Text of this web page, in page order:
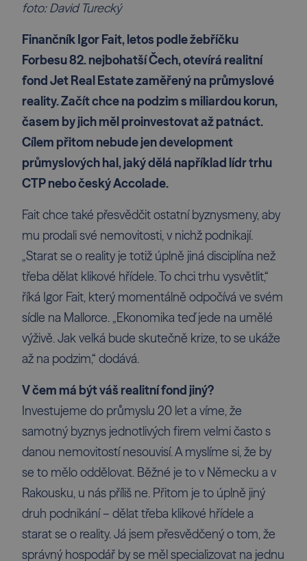
foto: David Turecký
Finančník Igor Fait, letos podle žebříčku
Forbesu 82. nejbohatší Čech, otevírá realitní
fond Jet Real Estate zaměřený na průmyslové
reality. Začít chce na podzim s miliardou korun,
časem by jich měl proinvestovat až patnáct.
Cílem přitom nebude jen development
průmyslových hal, jaký dělá například lídr trhu
CTP nebo český Accolade.
Fait chce také přesvědčit ostatní byznysmeny, aby
mu prodali své nemovitosti, v nichž podnikají.
„Starat se o reality je totiž úplně jiná disciplína než
třeba dělat klikové hřídele. To chci trhu vysvětlit,“
říká Igor Fait, který momentálně odpočívá ve svém
sídle na Mallorce. „Ekonomika teď jede na umělé
výživě. Jak velká bude skutečně krize, to se ukáže
až na podzim,“ dodává.
V čem má být váš realitní fond jiný?
Investujeme do průmyslu 20 let a víme, že
samotný byznys jednotlivých firem velmi často s
danou nemovitostí nesouvisí. A myslíme si, že by
se to mělo oddělovat. Běžné je to v Německu a v
Rakousku, u nás příliš ne. Přitom je to úplně jiný
druh podnikání – dělat třeba klikové hřídele a
starat se o reality. Já jsem přesvědčený o tom, že
správný hospodář by se měl specializovat na jednu